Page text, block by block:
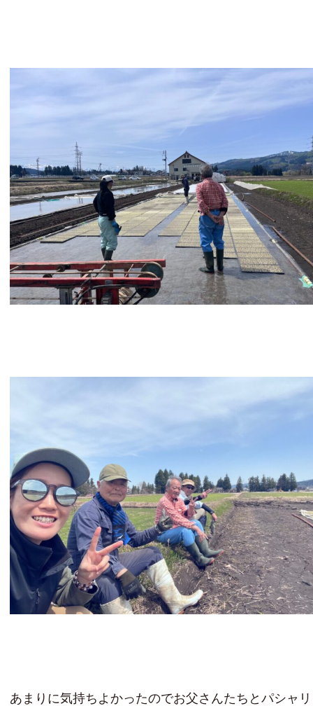
あまりに気持ちよかったのでお父さんたちとパシャリ